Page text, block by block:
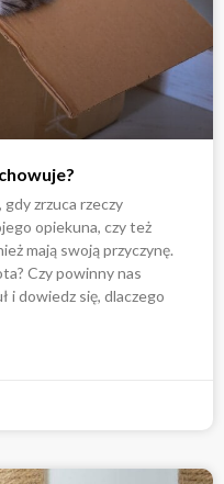
zrzuca rzeczy
opiekuna, czy też
mają swoją przyczynę.
Czy powinny nas
i dowiedz się, dlaczego